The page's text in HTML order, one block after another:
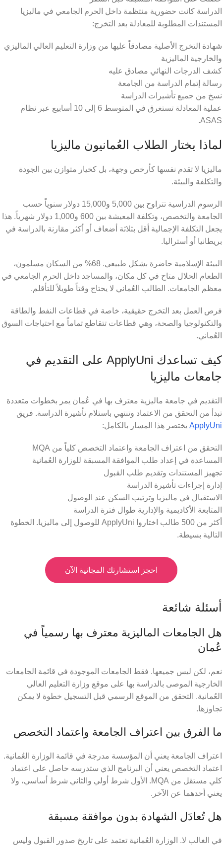
الدراسة كانت حضورية منتظمة داخل الحرم الجامعي في ماليزيا
المستندات المطلوبة للمعادلة بعد التخرج:
شهادة التخرج الأصلية مصادقاً عليها من وزارة التعليم العالي الماليزي
والخارجية الماليزية
كشف الدرجات النهائي مصادق عليه
رسالة إتمام الدراسة من الجامعة
نسخ من جميع تأشيرات الدراسة
عملية المعادلة تستغرق في المتوسط 6 إلى 10 أسابيع عبر نظام
ASAS.
لماذا يختار الطلاب العُمانيون ماليزيا
ماليزيا لا تقدم نفسها كأرخص وجهة، بل كخيار متوازن بين الجودة
والتكلفة والبيئة.
الرسوم الدراسية تتراوح بين 5,000 و15,000 دولار سنوياً حسب
الجامعة والتخصص، وتكلفة المعيشة بين 600 و1,000 دولار شهرياً. هذا
يجعل التكلفة الإجمالية أقل بثلاثة أضعاف أو أكثر مقارنة بالدراسة في
بريطانيا أو أستراليا.
البيئة الإسلامية حاضرة بشكل طبيعي. 68% من السكان مسلمون،
الطعام الحلال متاح في كل مكان، والمساجد داخل الحرم الجامعي في
معظم الجامعات. الطالب العُماني لا يحتاج وقتاً طويلاً للتأقلم.
فرص العمل بعد التخرج حقيقية، خاصة في قطاعات النفط والطاقة
والتكنولوجيا والصحة، وهي قطاعات تتقاطع تماماً مع احتياجات السوق
العُماني.
كيف تساعدك ApplyUni على التقديم في
جامعات ماليزيا
التقديم في جامعة ماليزية معترف بها في عُمان يمر بخطوات متعددة
تبدأ من التحقق من الاعتماد وتنتهي باستلام تأشيرة الدراسة. فريق
ApplyUni يختصر هذا المسار بالكامل:
التحقق من اعتراف الجامعة واعتماد التخصص كلياً من MQA
المساعدة في إعداد طلب الموافقة المسبقة للوزارة العُمانية
تجهيز المستندات وتقديم طلب القبول
إدارة إجراءات تأشيرة الدراسة
الاستقبال في ماليزيا وترتيب السكن عند الوصول
المتابعة الأكاديمية والإدارية طوال فترة الدراسة
أكثر من 500 طالب اختاروا ApplyUni للوصول إلى ماليزيا. الخطوة
التالية بسيطة.
احجز استشارتك المجانية الآن
أسئلة شائعة
هل الجامعات الماليزية معترف بها رسمياً في
عُمان
نعم، لكن ليس جميعها. فقط الجامعات الموجودة في قائمة الجامعات
الخارجية الموصى بالدراسة بها على موقع وزارة التعليم العالي
العُمانية. التحقق من الموقع الرسمي قبل التسجيل خطوة لا يمكن
تجاوزها.
ما الفرق بين اعتراف الجامعة واعتماد التخصص
اعتراف الجامعة يعني أن المؤسسة مدرجة في قائمة الوزارة العُمانية.
اعتماد التخصص يعني أن البرنامج الذي ستدرسه حاصل على اعتماد
كلي مستقل من MQA. الأول شرط أولي والثاني شرط أساسي، ولا
يغني أحدهما عن الآخر.
هل تُعادَل الشهادة بدون موافقة مسبقة
في الغالب لا. الوزارة العُمانية تعتمد على تاريخ صدور القبول وليس